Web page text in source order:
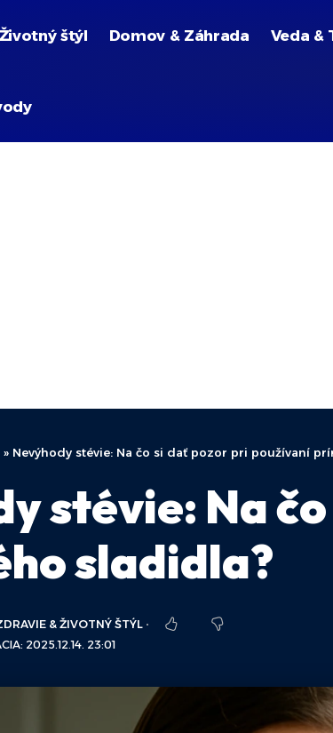
štýl Domov & Záhrada Veda &
» Nevýhody stévie: Na čo si dať pozor pri používaní
stévie: Na
sladidla?
2025.12.14. 23:01
& ŽIVOTNÝ ŠTÝL